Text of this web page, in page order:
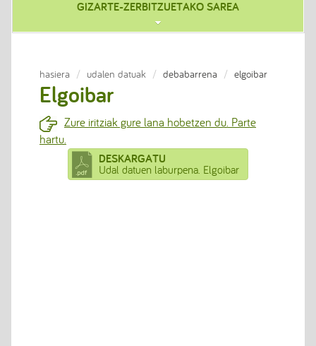
GIZARTE-ZERBITZUETAKO SAREA
hasiera udalen datuak debabarrena elgoibar
Elgoibar
Zure iritziak gure lana hobetzen du. Parte
hartu.
DESKARGATU
Udal datuen laburpena. Elgoibar